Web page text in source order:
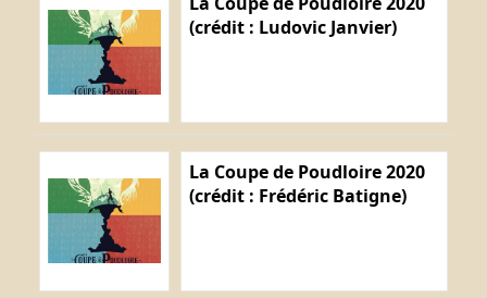
(crédit : Ludovic Janvier)
La Coupe de Poudloire 2020
(crédit : Frédéric Batigne)